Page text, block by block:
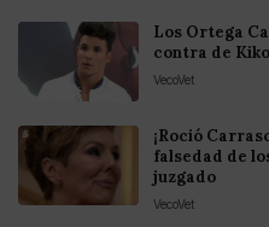
Los Ortega
contra de
VecoVet
¡Roció
falsedad de
juzgado
VecoVet